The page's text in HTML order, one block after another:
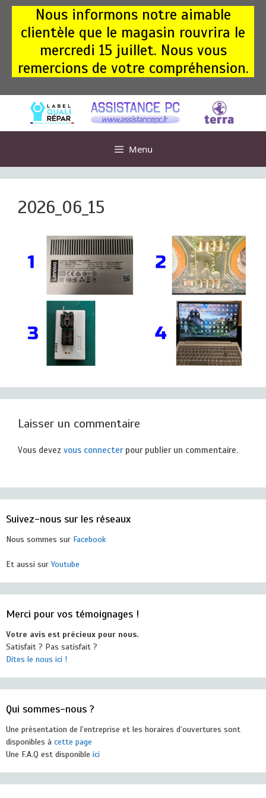
Aller
contenu
Nous informons notre aimable
clientèle que le magasin rouvrira le
mercredi 15 juillet. Nous vous
remercions de votre compréhension.
Menu
2026_06_15
Laisser un commentaire
Vous devez vous connecterpour publier un commentaire.
Suivez-nous sur les réseaux
Nous sommes sur Facebook
Et aussi surYoutube
Merci pour vos témoignages !
Votre avis est précieux pour nous.
Satisfait ? Pas satisfait ?
Dites le nous ici !
Qui sommes-nous ?
Une présentation de l’entreprise et les horaires d’ouvertures sont
disponibles à cette page
Une F.A.Q est disponible ici